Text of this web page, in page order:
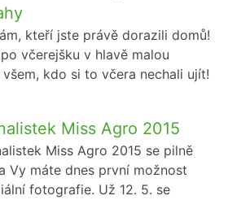
kteří jste právě dorazili domů!
včerejšku v hlavě malou
kdo si to včera nechali ujít!
Miss Agro 2015
Miss Agro 2015 se pilně
Vy máte dnes první možnost
fotografie. Už 12. 5. se